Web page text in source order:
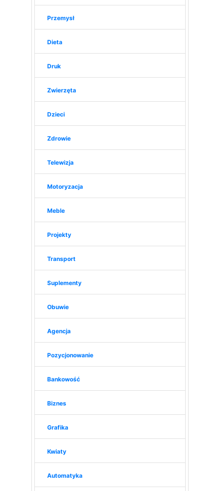
Przemysł
Dieta
Druk
Zwierzęta
Dzieci
Zdrowie
Telewizja
Motoryzacja
Meble
Projekty
Transport
Suplementy
Obuwie
Agencja
Pozycjonowanie
Bankowość
Biznes
Grafika
Kwiaty
Automatyka